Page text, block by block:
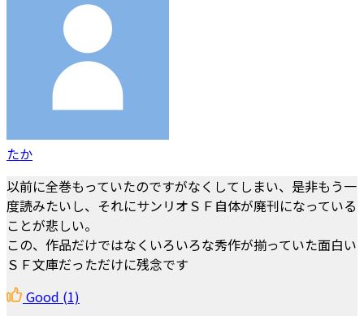
たか
以前に全巻もっていたのですがなくしてしまい、是非もう一
度読みたいし、それにサンリオＳＦ自体が廃刊になっている
ことが悲しい。
この、作品だけではなくいろいろな秀作が揃っていた面白い
ＳＦ文庫だっただけに残念です
Good (1)